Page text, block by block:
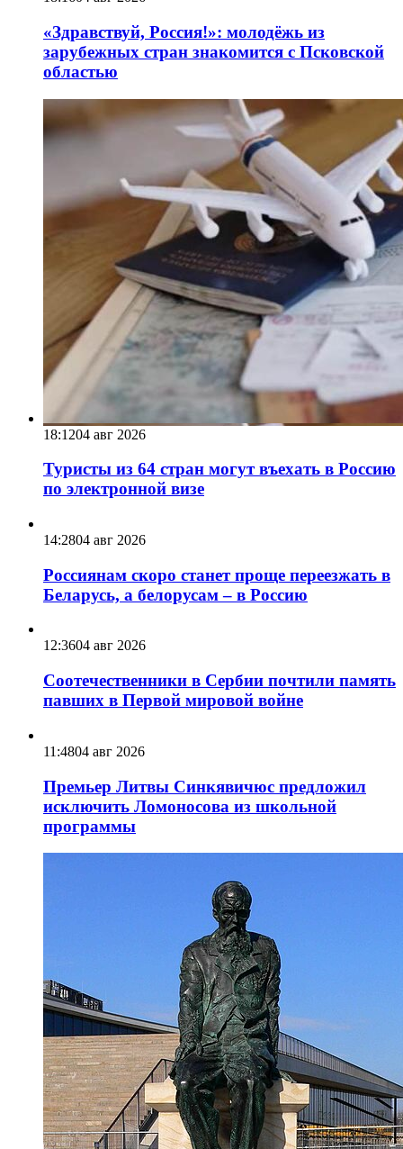
«Здравствуй, Россия!»: молодёжь из
зарубежных стран знакомится с Псковской
областью
18:1204 авг 2026
Туристы из 64 стран могут въехать в Россию
по электронной визе
14:2804 авг 2026
Россиянам скоро станет проще переезжать в
Беларусь, а белорусам – в Россию
12:3604 авг 2026
Соотечественники в Сербии почтили память
павших в Первой мировой войне
11:4804 авг 2026
Премьер Литвы Синкявичюс предложил
исключить Ломоносова из школьной
программы